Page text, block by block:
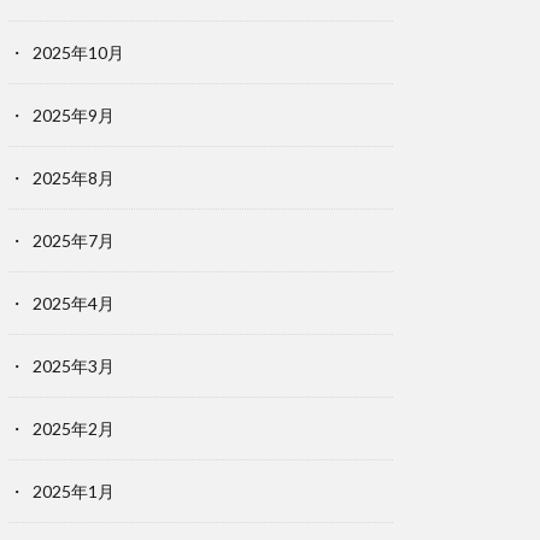
2025年10月
2025年9月
2025年8月
2025年7月
2025年4月
2025年3月
2025年2月
2025年1月